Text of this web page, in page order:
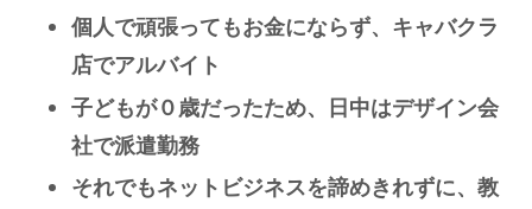
個人で頑張ってもお金にならず、キャバクラ
店でアルバイト
子どもが０歳だったため、日中はデザイン会
社で派遣勤務
それでもネットビジネスを諦めきれずに、教